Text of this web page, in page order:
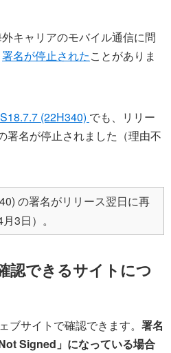
キャリアのモバイル通信に問
署名が停止されたことがありま
(22H340) でも、リリー
署名が停止されました（理由不
の署名がリリース翌日に再
3日）。
認できるサイトにつ
ブサイトで確認できます。 署名
Signed」になっている場合